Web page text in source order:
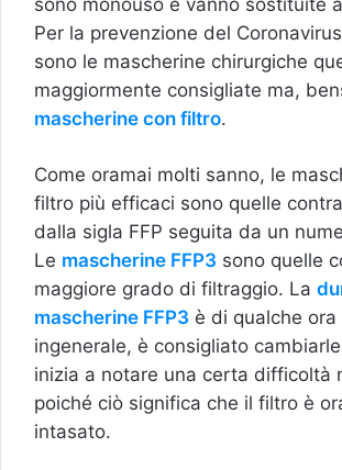
Per la prevenzione del
sono le mascherine chirurgiche
maggiormente consigliate ma,
mascherine con filtro.
Come oramai molti sanno, le
filtro più efficaci sono quelle
dalla sigla FFP seguita da un
Le mascherine FFP3 sono quelle
maggiore grado di filtraggio. La
mascherine FFP3 è di qualche ora
ingenerale, è consigliato
inizia a notare una certa difficoltà
poiché ciò significa che il filtro è
intasato.